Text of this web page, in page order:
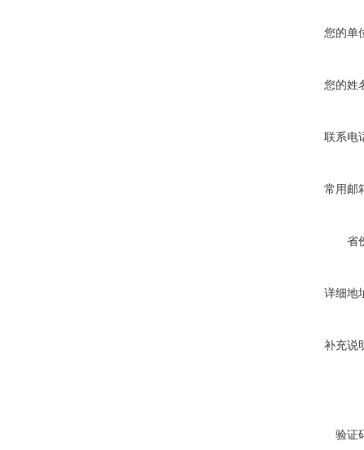
您的单
您的姓
联系电
常用邮
省
详细地
补充说
验证